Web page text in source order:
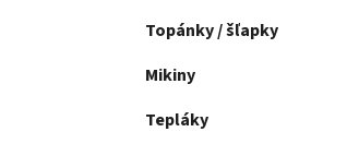
Topánky / šľapky
Mikiny
Tepláky